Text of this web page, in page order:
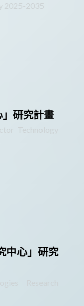
2025-2035
」研究計畫
Technology
中心」研究